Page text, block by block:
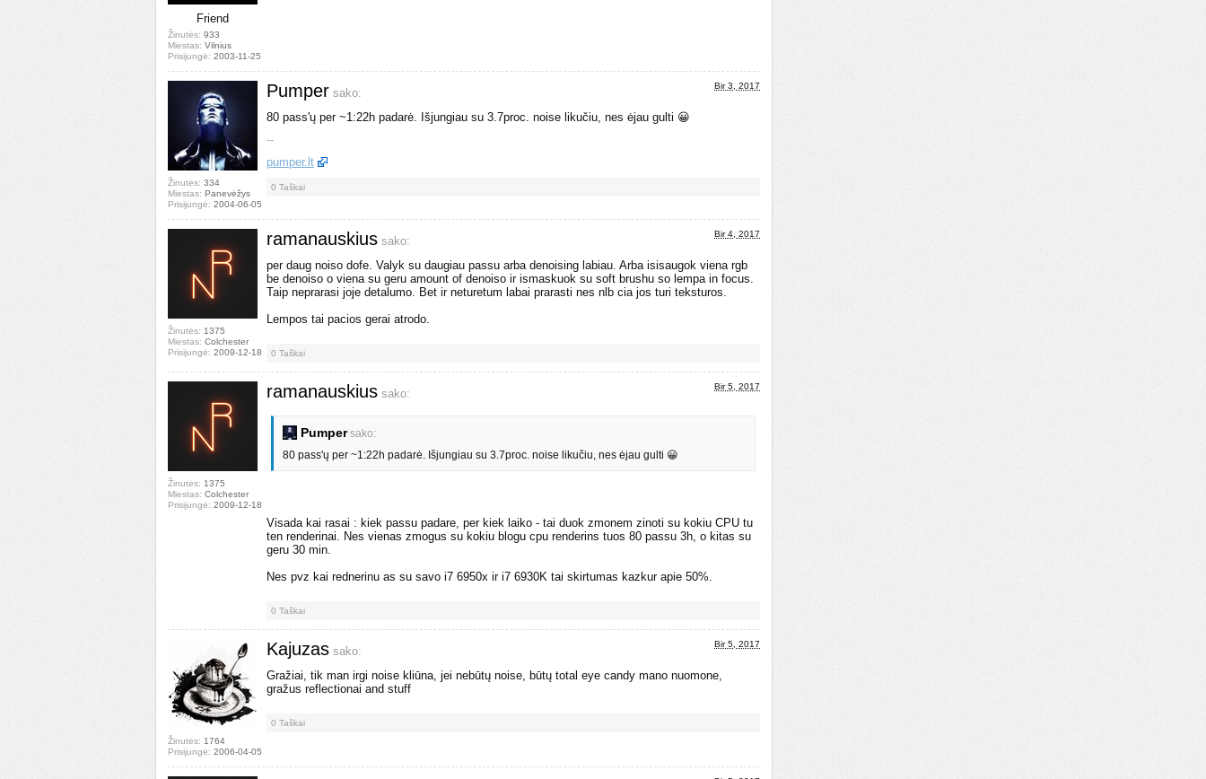
Friend
Žinutės: 933
Miestas: Vilnius
Prisijungė: 2003-11-25
Žinutės: 334
Miestas: Panevėžys
Prisijungė: 2004-06-05
Bir 3, 2017
Pumper sako:
80 pass'ų per ~1:22h padarė. Išjungiau su 3.7proc. noise likučiu, nes ėjau gulti 😀
--
pumper.lt
0 Taškai
Žinutės: 1375
Miestas: Colchester
Prisijungė: 2009-12-18
Bir 4, 2017
ramanauskius sako:
per daug noiso dofe. Valyk su daugiau passu arba denoising labiau. Arba isisaugok viena rgb
be denoiso o viena su geru amount of denoiso ir ismaskuok su soft brushu so lempa in focus.
Taip neprarasi joje detalumo. Bet ir neturetum labai prarasti nes nlb cia jos turi teksturos.
Lempos tai pacios gerai atrodo.
0 Taškai
Žinutės: 1375
Miestas: Colchester
Prisijungė: 2009-12-18
Bir 5, 2017
ramanauskius sako:
Pumpersako:
80 pass'ų per ~1:22h padarė. Išjungiau su 3.7proc. noise likučiu, nes ėjau gulti 😀
Visada kai rasai : kiek passu padare, per kiek laiko - tai duok zmonem zinoti su kokiu CPU tu
ten renderinai. Nes vienas zmogus su kokiu blogu cpu renderins tuos 80 passu 3h, o kitas su
geru 30 min.
Nes pvz kai rednerinu as su savo i7 6950x ir i7 6930K tai skirtumas kazkur apie 50%.
0 Taškai
Žinutės: 1764
Prisijungė: 2006-04-05
Bir 5, 2017
Kajuzas sako:
Gražiai, tik man irgi noise kliūna, jei nebūtų noise, būtų total eye candy mano nuomone,
gražus reflectionai and stuff
0 Taškai